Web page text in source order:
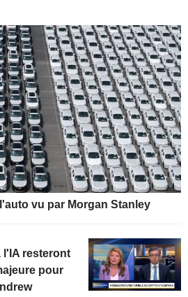
vu par Morgan Stanley
l'IA resteront
pour